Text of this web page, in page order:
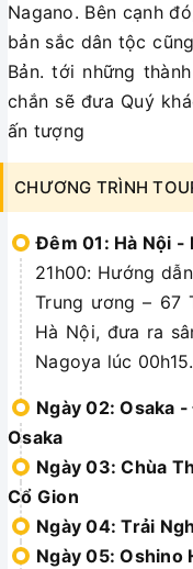
Nagano. Bên cạnh
bản sắc dân tộc
Bản. tới những
chắn sẽ đưa Quý
ấn tượng
CHƯƠNG TRÌNH
Đêm 01: Hà Nội -
21h00: Hướng
Trung ương – 67
Hà Nội, đưa ra
Nagoya lúc
Ngày 02: Osaka
Osaka
Ngày 03: Chùa
Cổ Gion
Ngày 04: Trải
Ngày 05: Oshino